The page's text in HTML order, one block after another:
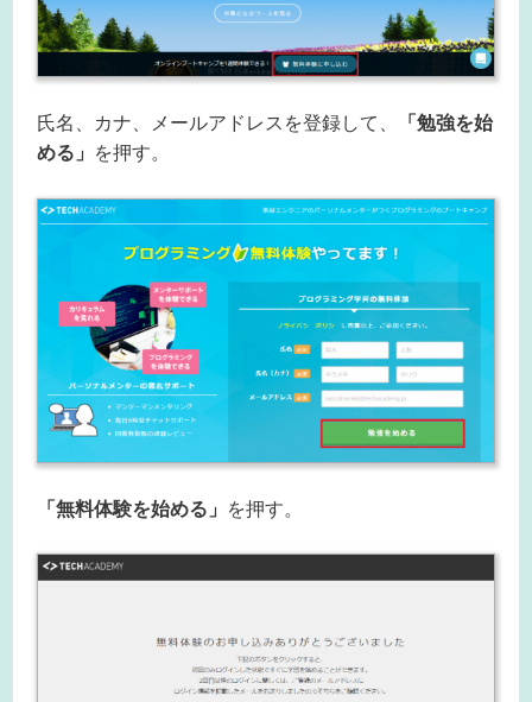
氏名、カナ、メールアドレスを登録して、
「勉強を始
める」
を押す。
「無料体験を始める」 を押す。